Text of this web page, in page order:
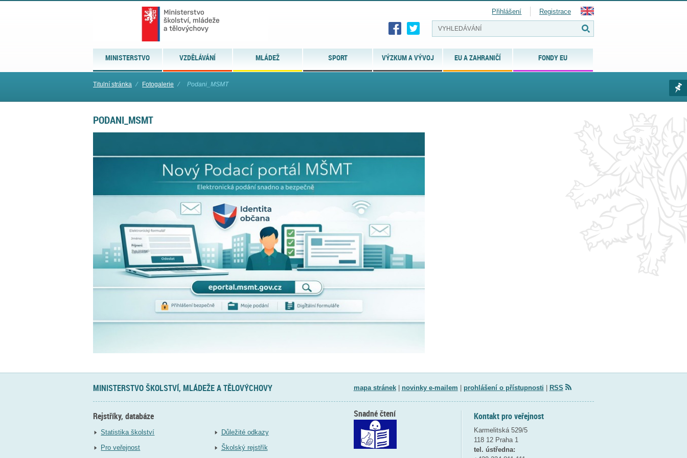
MINISTERSTVO VZDĚLÁVÁNÍ MLÁDEŽ SPORT VÝZKUM A VÝVOJ EU A ZAHRANIČÍ FONDY EU
Přihlášení Registrace
Titulní stránka ⁄ Fotogalerie ⁄ Podani_MSMT
PODANI_MSMT
MINISTERSTVO ŠKOLSTVÍ, MLÁDEŽE A TĚLOVÝCHOVY mapa stránek| novinky e-mailem prohlášení o přístupnosti RSS
Rejstříky, databáze
Statistika školství
Pro veřejnost
Důležité odkazy
Školský rejstřík
Kontakt pro veřejnost
Karmelitská 529/5
118 12 Praha 1
tel. ústředna:
Snadné čtení